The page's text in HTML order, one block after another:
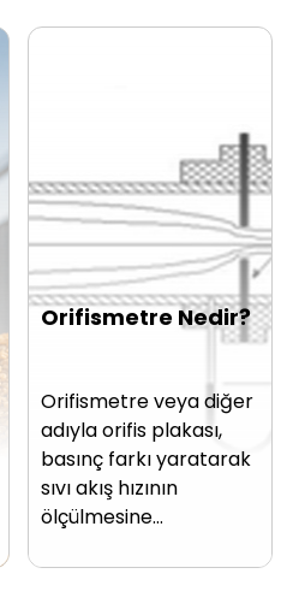
Orifismetre Nedir?
Orifismetre veya diğer
adıyla orifis plakası,
basınç farkı yaratarak
sıvı akış hızının
ölçülmesine…